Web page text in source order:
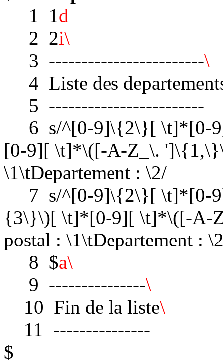
1 1d
2 2i\
3 ------------------------\
4 Liste des
5 ------------------------
6 s/^[0-9]\{2\}[ \t]*[0-
[0-9][ \t]*\([-A-Z_\.
\1\tDepartement : \2/
7 s/^[0-9]\{2\}[ \t]*[0-
{3\}\)[ \t]*[0-9][ \t]*\([-A-
postal : \1\tDepartement :
8 $a\
9 ---------------\
10 Fin de la liste\
11 ---------------
$